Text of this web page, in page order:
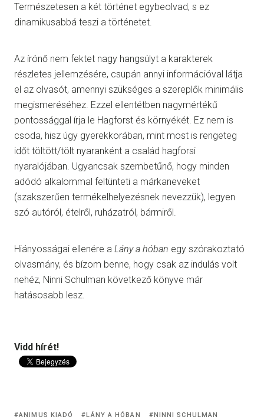
Természetesen a két történet egybeolvad, s ez
dinamikusabbá teszi a történetet.
Az írónő nem fektet nagy hangsúlyt a karakterek
részletes jellemzésére, csupán annyi információval látja
el az olvasót, amennyi szükséges a szereplők minimális
megismeréséhez. Ezzel ellentétben nagymértékű
pontossággal írja le Hagforst és környékét. Ez nem is
csoda, hisz úgy gyerekkorában, mint most is rengeteg
időt töltött/tölt nyaranként a család hagforsi
nyaralójában. Ugyancsak szembetűnő, hogy minden
adódó alkalommal feltünteti a márkaneveket
(szakszerűen termékelhelyezésnek nevezzük), legyen
szó autóról, ételről, ruházatról, bármiről.
Hiányosságai ellenére a Lány a hóban egy szórakoztató
olvasmány, és bízom benne, hogy csak az indulás volt
nehéz, Ninni Schulman következő könyve már
hatásosabb lesz.
Vidd hírét!
ANIMUS KIADÓ LÁNY A HÓBAN
NINNI SCHULMAN